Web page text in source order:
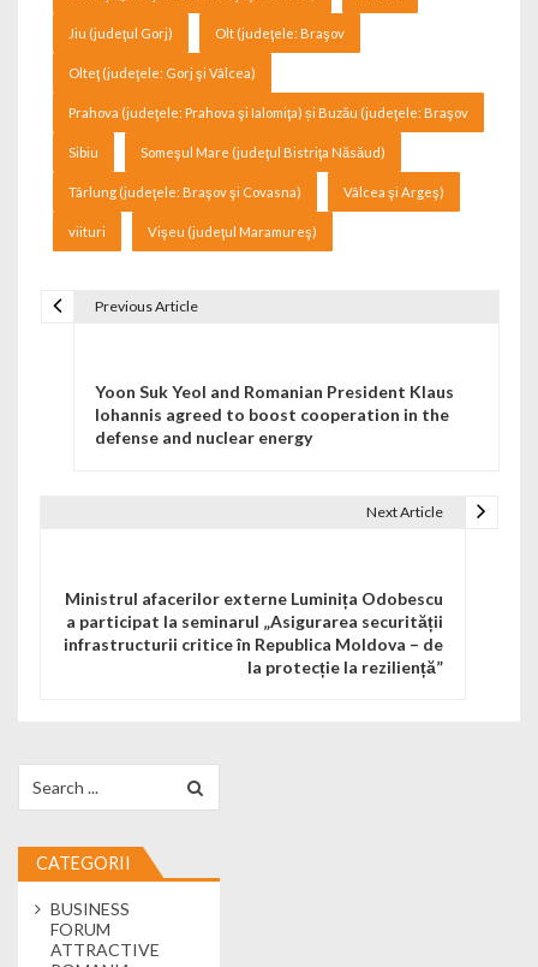
Jiu (judeţul Gorj) Olt (judeţele: Braşov
Olteţ (judeţele: Gorj şi Vâlcea)
Prahova (judeţele: Prahova şi Ialomiţa) și Buzău (judeţele: Braşov
Sibiu Someşul Mare (judeţul Bistriţa Năsăud)
Târlung (judeţele: Braşov şi Covasna) Vâlcea şi Argeş)
viituri Vişeu (judeţul Maramureş)
Previous Article
Yoon Suk Yeol and Romanian President Klaus
Iohannis agreed to boost cooperation in the
defense and nuclear energy
Next Article
Ministrul afacerilor externe Luminița Odobescu
a participat la seminarul „Asigurarea securității
infrastructurii critice în Republica Moldova – de
la protecție la reziliență”
CATEGORII
BUSINESS
FORUM
ATTRACTIVE